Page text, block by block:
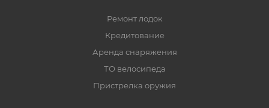
Ремонт лодок
Кредитование
Аренда снаряжения
ТО велосипеда
Пристрелка оружия